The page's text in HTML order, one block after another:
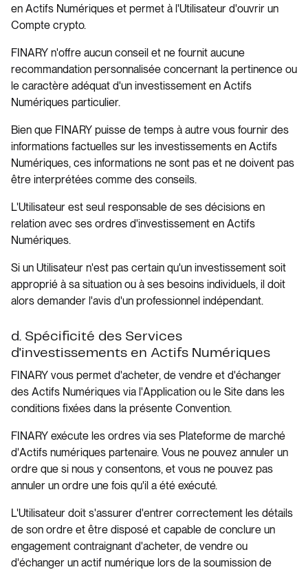
en Actifs Numériques et permet à l'Utilisateur d'ouvrir un
Compte crypto.
FINARY n'offre aucun conseil et ne fournit aucune
recommandation personnalisée concernant la pertinence ou
le caractère adéquat d'un investissement en Actifs
Numériques particulier.
Bien que FINARY puisse de temps à autre vous fournir des
informations factuelles sur les investissements en Actifs
Numériques, ces informations ne sont pas et ne doivent pas
être interprétées comme des conseils.
L'Utilisateur est seul responsable de ses décisions en
relation avec ses ordres d'investissement en Actifs
Numériques.
Si un Utilisateur n'est pas certain qu'un investissement soit
approprié à sa situation ou à ses besoins individuels, il doit
alors demander l'avis d'un professionnel indépendant.
d. Spécificité des Services
d'investissements en Actifs Numériques
FINARY vous permet d'acheter, de vendre et d'échanger
des Actifs Numériques via l'Application ou le Site dans les
conditions fixées dans la présente Convention.
FINARY exécute les ordres via ses Plateforme de marché
d'Actifs numériques partenaire. Vous ne pouvez annuler un
ordre que si nous y consentons, et vous ne pouvez pas
annuler un ordre une fois qu'il a été exécuté.
L'Utilisateur doit s'assurer d'entrer correctement les détails
de son ordre et être disposé et capable de conclure un
engagement contraignant d'acheter, de vendre ou
d'échanger un actif numérique lors de la soumission de